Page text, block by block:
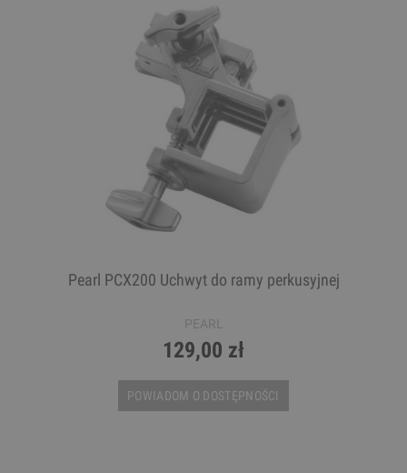
Pearl PCX200 Uchwyt do ramy perkusyjnej
PEARL
129,00 zł
POWIADOM O DOSTĘPNOŚCI